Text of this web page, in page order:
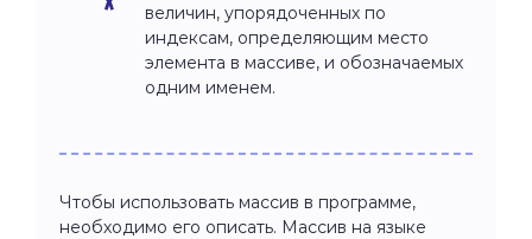
величин, упорядоченных по
индексам, определяющим место
элемента в массиве, и обозначаемых
одним именем.
Чтобы использовать массив в программе,
необходимо его описать. Массив на языке